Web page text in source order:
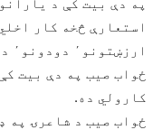
ارزښتونو٬ دودونو٬ دوستي او اړیکو په توګه راوړي دي.
ځواب صیب په دې بیت
کارولي ده.
ځواب صیب د شاعرۍ په